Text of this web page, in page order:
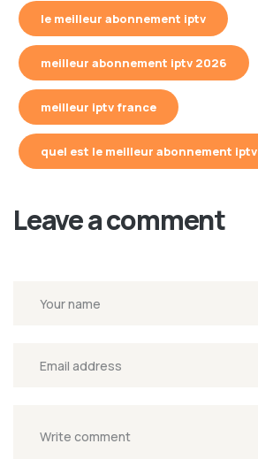
le meilleur abonnement iptv
meilleur abonnement iptv 2026
meilleur iptv france
quel est le meilleur abonnement iptv
Leave a comment